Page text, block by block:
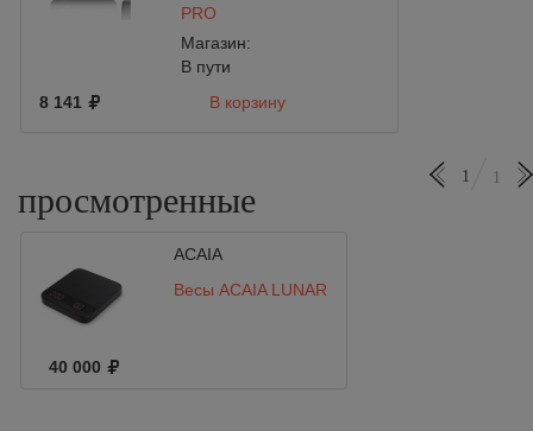
PRO
Магазин:
В пути
8 141
В корзину
просмотренные
1 1
ACAIA
Весы ACAIA LUNAR
40 000